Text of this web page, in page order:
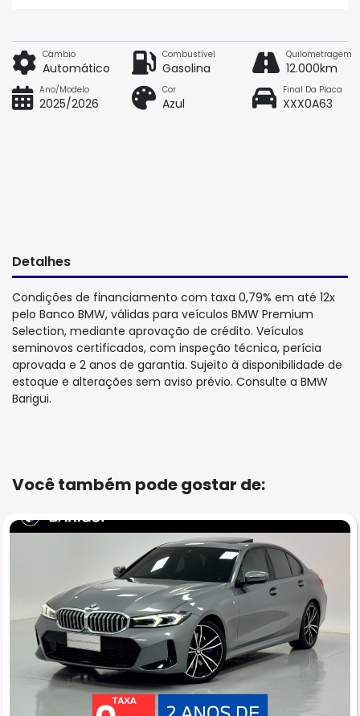
Câmbio
Automático
Combustível
Gasolina
Quilometragem
12.000km
Ano/Modelo
2025/2026
Cor
Azul
Final Da Placa
XXX0A63
Detalhes
Condições de financiamento com taxa 0,79% em até 12x
pelo Banco BMW, válidas para veículos BMW Premium
Selection, mediante aprovação de crédito. Veículos
seminovos certificados, com inspeção técnica, perícia
aprovada e 2 anos de garantia. Sujeito à disponibilidade de
estoque e alterações sem aviso prévio. Consulte a BMW
Barigui.
Você também pode gostar de: